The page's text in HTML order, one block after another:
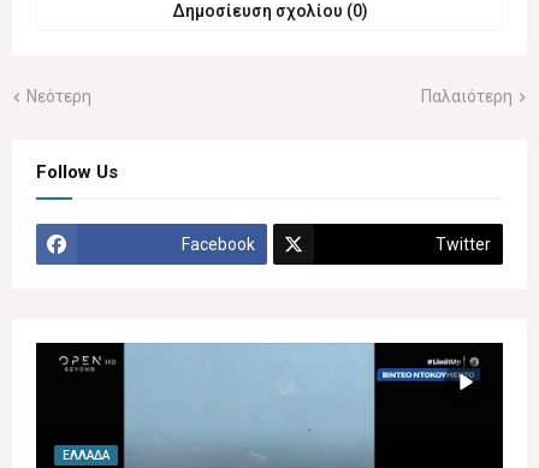
Δημοσίευση σχολίου (0)
Νεότερη Παλαιότερη
Follow Us
Facebook Twitter
ΕΛΛΆΔΑ